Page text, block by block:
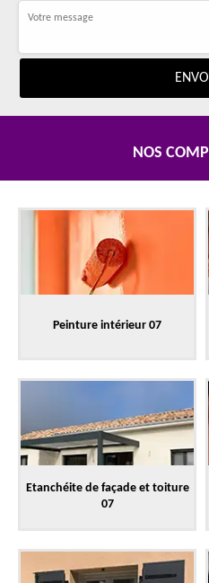
NOS
Peinture intérieur 07
Etanchéite de façade et toiture
07